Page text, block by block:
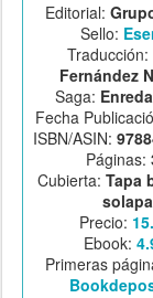
Editorial:
Sello:
Traducción:
Fernández
Saga:
Fecha
ISBN/ASIN:
Páginas:
Cubierta: Tapa
Precio:
Ebook:
Primeras